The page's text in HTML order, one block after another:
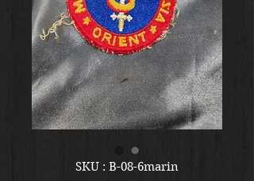
SKU : B-08-6marin